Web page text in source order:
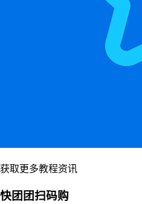
获取更多教程资讯
快团团扫码购